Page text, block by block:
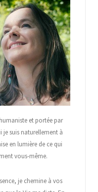
et portée par
je suis naturellement à
en lumière de ce qui
vous-même.
je chemine à vos